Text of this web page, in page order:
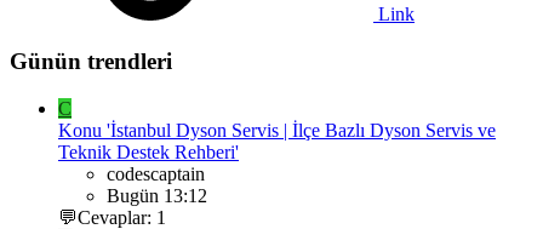
Link
Günün trendleri
C
Konu 'İstanbul Dyson Servis | İlçe Bazlı Dyson Servis ve
Teknik Destek Rehberi'
codescaptain
Bugün 13:12
💬Cevaplar: 1